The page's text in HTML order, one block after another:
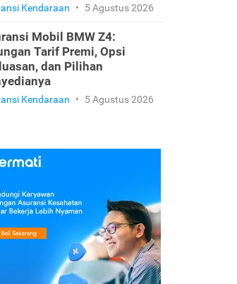
Kendaraan • 5 Agustus 2026
Mobil BMW Z4:
Tarif Premi, Opsi
dan Pilihan
Kendaraan • 5 Agustus 2026